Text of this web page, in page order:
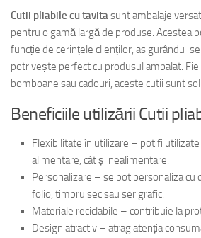
Cutii pliabile cu tavitasunt ambalaje
pentru o gamă largă de produse. Acestea
funcție de cerințele clienților, asigurându-
potrivește perfect cu produsul ambalat. Fie
bomboane sau cadouri, aceste cutii sunt
Beneficiile utilizării Cutii
Flexibilitate în utilizare – pot fi
alimentare, cât și nealimentare.
Personalizare – se pot personaliza cu
folio, timbru sec sau serigrafic.
Materiale reciclabile – contribuie la
Design atractiv – atrag atenția